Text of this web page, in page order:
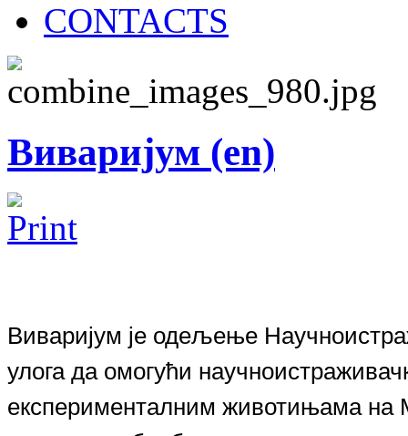
CONTACTS
Виваријум (en)
Виваријум је одељење
улога да омогући
експерименталним животињама на